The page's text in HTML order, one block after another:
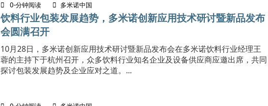
0-分钟阅读 多米诺中国
饮料行业包装发展趋势，多米诺创新应用技术研讨暨新品发布
会圆满召开
10月28日，多米诺创新应用技术研讨暨新品发布会在多米诺饮料行业经理王
蓉的主持下于杭州召开，众多饮料行业知名企业及设备供应商应邀出席，共同
探讨包装发展趋势及企业应对之道。...